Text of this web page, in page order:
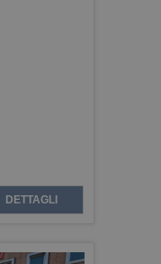
DETTAGLI